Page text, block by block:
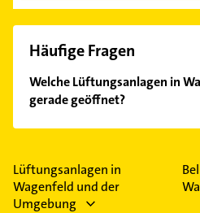
Häufige Fragen
Welche Lüftungsanlagen in
gerade geöffnet?
Im Anbieter-Bereich finden
Feiertagen abweichen können.
Lüftungsanlagen in
Wagenfeld und der
Umgebung